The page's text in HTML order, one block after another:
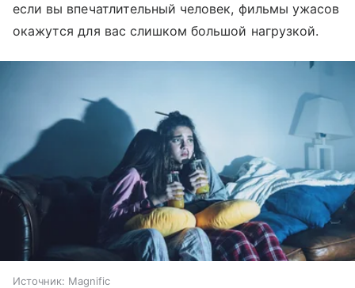
если вы впечатлительный человек, фильмы ужасов
окажутся для вас слишком большой нагрузкой.
Источник: Magnific